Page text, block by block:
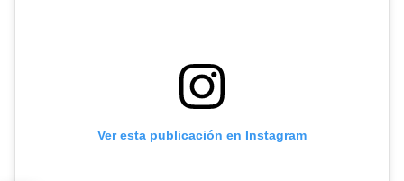
Ver esta publicación en Instagram